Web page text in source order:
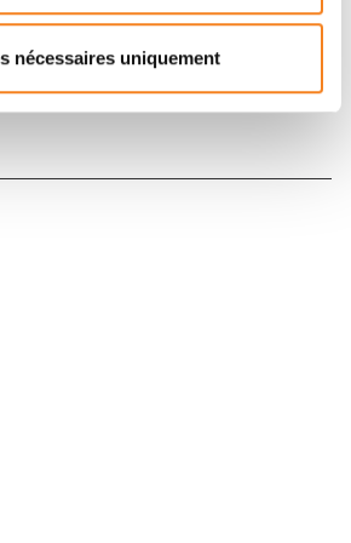
nécessaires uniquement
vous à la newsletter